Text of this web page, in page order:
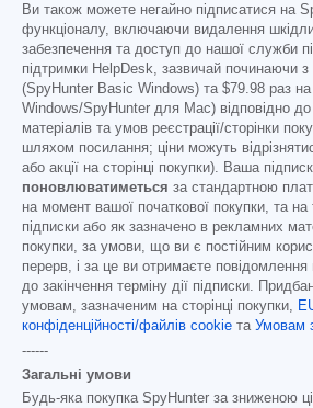
Ви також можете негайно підписатися на
функціоналу, включаючи видалення
забезпечення та доступ до нашої служби
підтримки HelpDesk, зазвичай починаючи з
(SpyHunter Basic Windows) та $79.98 раз
Windows/SpyHunter для Mac) відповідно до
матеріалів та умов реєстрації/сторінки
шляхом посилання; ціни можуть
або акції на сторінці покупки). Ваша
поновлюватиметься за стандартною
на момент вашої початкової покупки, та на
підписки або як зазначено в рекламних
покупки, за умови, що ви є постійним
перерв, і за це ви отримаєте повідомлення
до закінчення терміну дії підписки.
умовам, зазначеним на сторінці покупки,
конфіденційності/файлів cookie та Умовам
------
Загальні умови
Будь-яка покупка SpyHunter за зниженою